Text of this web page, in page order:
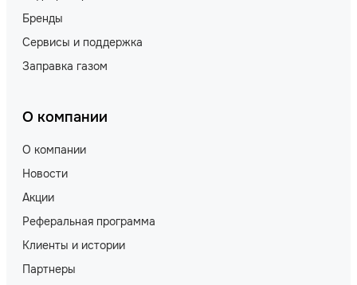
Бренды
Сервисы и поддержка
Заправка газом
О компании
О компании
Новости
Акции
Реферальная программа
Клиенты и истории
Партнеры